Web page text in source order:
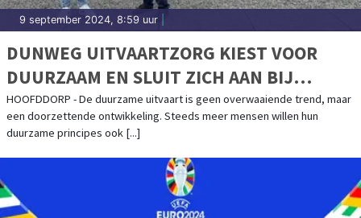
9 september 2024, 8:59 uur
DUNWEG UITVAARTZORG KIEST VOOR
DUURZAAM EN SLUIT ZICH AAN BIJ
GREENLEAVE
HOOFDDORP - De duurzame uitvaart is geen overwaaiende trend, maar
een doorzettende ontwikkeling. Steeds meer mensen willen hun
duurzame principes ook [...]